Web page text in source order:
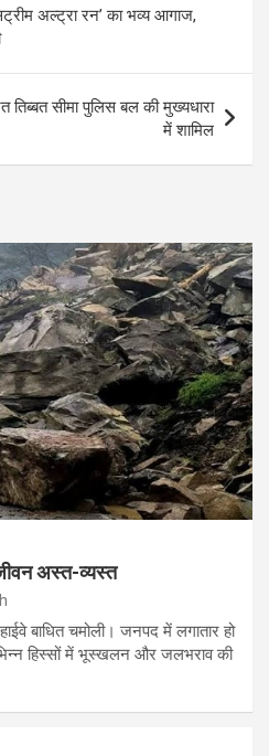
अल्ट्रा रन’ का भव्य आगाज,
तिब्बत सीमा पुलिस बल की मुख्यधारा
में शामिल
अस्त-व्यस्त
बाधित चमोली। जनपद में लगातार हो
हिस्सों में भूस्खलन और जलभराव की